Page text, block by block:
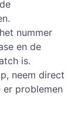
nummer
en de
is.
neem direct
problemen